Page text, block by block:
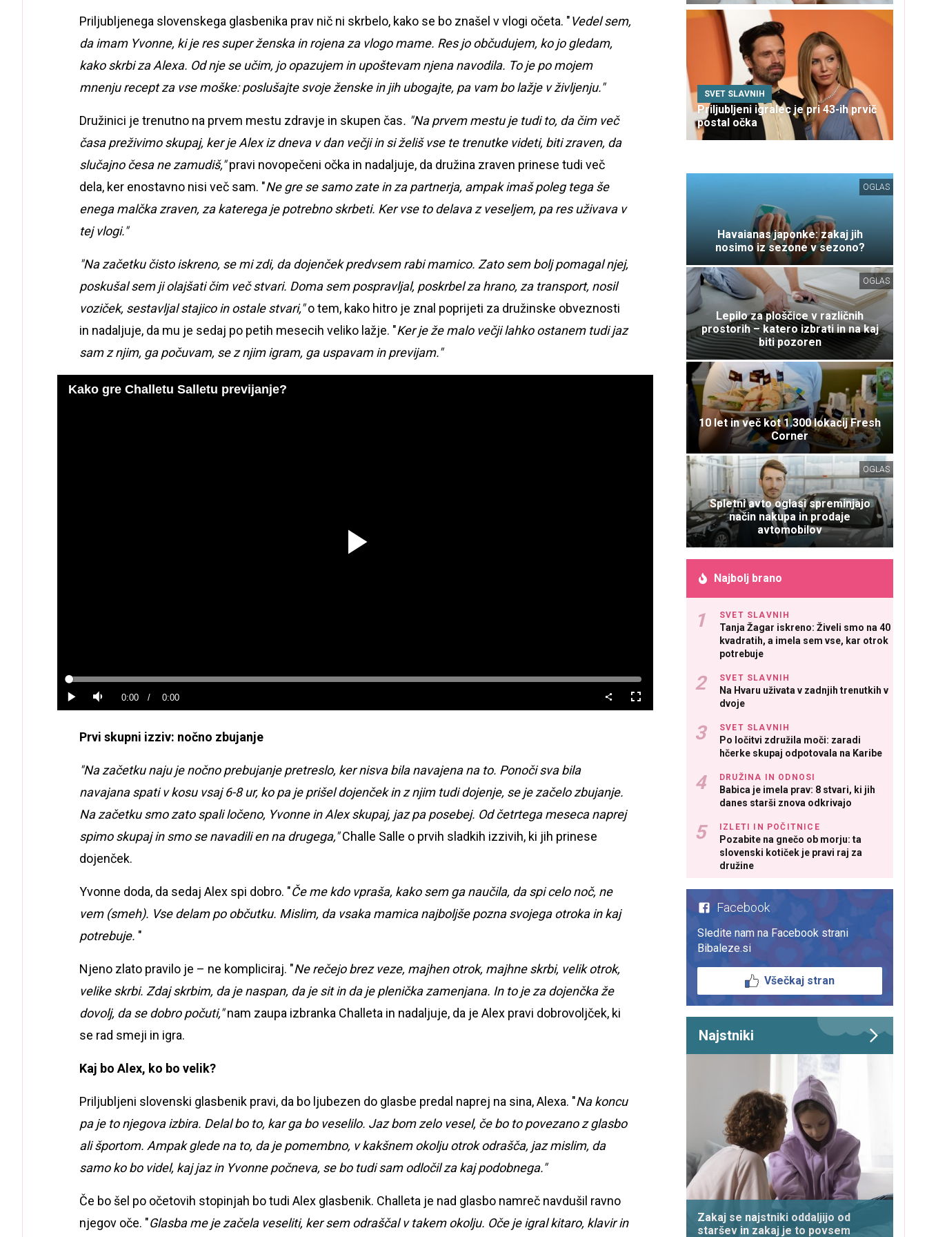
Priljubljenega slovenskega glasbenika prav nič ni skrbelo, kako se bo znašel v vlogi očeta. "Vedel sem,
da imam Yvonne, ki je res super ženska in rojena za vlogo mame. Res jo občudujem, ko jo gledam,
kako skrbi za Alexa. Od nje se učim, jo opazujem in upoštevam njena navodila. To je po mojem
mnenju recept za vse moške: poslušajte svoje ženske in jih ubogajte, pa vam bo lažje v življenju."
Družinici je trenutno na prvem mestu zdravje in skupen čas. "Na prvem mestu je tudi to, da čim več
časa preživimo skupaj, ker je Alex iz dneva v dan večji in si želiš vse te trenutke videti, biti zraven, da
slučajno česa ne zamudiš,"pravi novopečeni očka in nadaljuje, da družina zraven prinese tudi več
dela, ker enostavno nisi več sam. "Ne gre se samo zate in za partnerja, ampak imaš poleg tega še
enega malčka zraven, za katerega je potrebno skrbeti. Ker vse to delava z veseljem, pa res uživava v
tej vlogi."
"Na začetku čisto iskreno, se mi zdi, da dojenček predvsem rabi mamico. Zato sem bolj pomagal njej,
poskušal sem ji olajšati čim več stvari. Doma sem pospravljal, poskrbel za hrano, za transport, nosil
voziček, sestavljal stajico in ostale stvari,"o tem, kako hitro je znal poprijeti za družinske obveznosti
in nadaljuje, da mu je sedaj po petih mesecih veliko lažje. "Ker je že malo večji lahko ostanem tudi jaz
sam z njim, ga počuvam, se z njim igram, ga uspavam in previjam."
Kako gre Challetu Salletu previjanje?
PredvajajTiho Current
0:00 / Duration
0:00
Loaded:
Celozaslonski
način
Prvi skupni izziv: nočno zbujanje
"Na začetku naju je nočno prebujanje pretreslo, ker nisva bila navajena na to. Ponoči sva bila
navajana spati v kosu vsaj 6-8 ur, ko pa je prišel dojenček in z njim tudi dojenje, se je začelo zbujanje.
Na začetku smo zato spali ločeno, Yvonne in Alex skupaj, jaz pa posebej. Od četrtega meseca naprej
spimo skupaj in smo se navadili en na drugega,"Challe Salle o prvih sladkih izzivih, ki jih prinese
dojenček.
Yvonne doda, da sedaj Alex spi dobro. "Če me kdo vpraša, kako sem ga naučila, da spi celo noč, ne
vem (smeh). Vse delam po občutku. Mislim, da vsaka mamica najboljše pozna svojega otroka in kaj
potrebuje. "
Njeno zlato pravilo je – ne kompliciraj. "Ne rečejo brez veze, majhen otrok, majhne skrbi, velik otrok,
velike skrbi. Zdaj skrbim, da je naspan, da je sit in da je plenička zamenjana. In to je za dojenčka že
dovolj, da se dobro počuti,"nam zaupa izbranka Challeta in nadaljuje, da je Alex pravi dobrovoljček, ki
se rad smeji in igra.
Kaj bo Alex, ko bo velik?
Priljubljeni slovenski glasbenik pravi, da bo ljubezen do glasbe predal naprej na sina, Alexa. "Na koncu
pa je to njegova izbira. Delal bo to, kar ga bo veselilo. Jaz bom zelo vesel, če bo to povezano z glasbo
ali športom. Ampak glede na to, da je pomembno, v kakšnem okolju otrok odrašča, jaz mislim, da
samo ko bo videl, kaj jaz in Yvonne počneva, se bo tudi sam odločil za kaj podobnega."
Če bo šel po očetovih stopinjah bo tudi Alex glasbenik. Challeta je nad glasbo namreč navdušil ravno
njegov oče. "Glasba me je začela veseliti, ker sem odraščal v takem okolju. Oče je igral kitaro, klavir in
SVET SLAVNIH
Priljubljeni igralec je pri 43-ih prvič
postal očka
OGLAS
Havaianas japonke: zakaj jih
nosimo iz sezone v sezono?
OGLAS
Lepilo za ploščice v različnih
prostorih – katero izbrati in na kaj
biti pozoren
10 let in več kot 1.300 lokacij Fresh
Corner
OGLAS
Spletni avto oglasi spreminjajo
način nakupa in prodaje
avtomobilov
Najbolj brano
SVET SLAVNIH
Tanja Žagar iskreno: Živeli smo na 40
kvadratih, a imela sem vse, kar otrok
potrebuje
SVET SLAVNIH
Na Hvaru uživata v zadnjih trenutkih v
dvoje
SVET SLAVNIH
Po ločitvi združila moči: zaradi
hčerke skupaj odpotovala na Karibe
DRUŽINA IN ODNOSI
Babica je imela prav: 8 stvari, ki jih
danes starši znova odkrivajo
IZLETI IN POČITNICE
Pozabite na gnečo ob morju: ta
slovenski kotiček je pravi raj za
družine
Facebook
Sledite nam na Facebook strani
Bibaleze.si
Všečkaj stran
Najstniki
Zakaj se najstniki oddaljijo od
staršev in zakaj je to povsem